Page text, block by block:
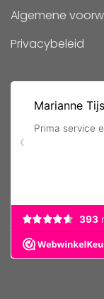
Algemene
Privacybeleid